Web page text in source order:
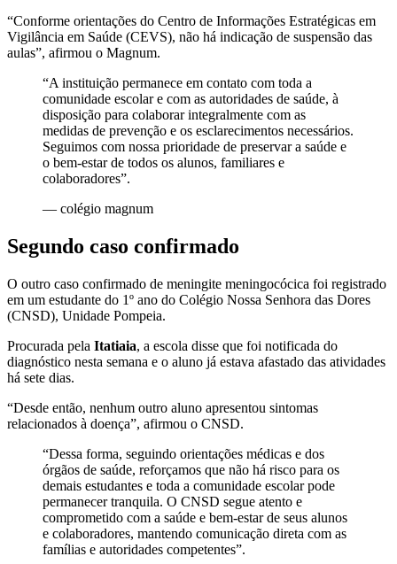
“Conforme orientações do Centro de Informações Estratégicas em
Vigilância em Saúde (CEVS), não há indicação de suspensão das
aulas”, afirmou o Magnum.
“A instituição permanece em contato com toda a
comunidade escolar e com as autoridades de saúde, à
disposição para colaborar integralmente com as
medidas de prevenção e os esclarecimentos necessários.
Seguimos com nossa prioridade de preservar a saúde e
o bem-estar de todos os alunos, familiares e
colaboradores”.
— colégio magnum
Segundo caso confirmado
O outro caso confirmado de meningite meningocócica foi registrado
em um estudante do 1º ano do Colégio Nossa Senhora das Dores
(CNSD), Unidade Pompeia.
Procurada pela Itatiaia, a escola disse que foi notificada do
diagnóstico nesta semana e o aluno já estava afastado das atividades
há sete dias.
“Desde então, nenhum outro aluno apresentou sintomas
relacionados à doença”, afirmou o CNSD.
“Dessa forma, seguindo orientações médicas e dos
órgãos de saúde, reforçamos que não há risco para os
demais estudantes e toda a comunidade escolar pode
permanecer tranquila. O CNSD segue atento e
comprometido com a saúde e bem-estar de seus alunos
e colaboradores, mantendo comunicação direta com as
famílias e autoridades competentes”.